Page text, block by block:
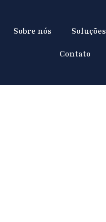
Sobre nós Soluções
Contato